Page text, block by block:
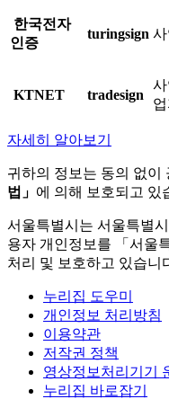
한국전자
인증
turingsign
KTNET tradesign
자세히 알아보기
귀하의 정보는 동의 없이
법」 에 의해 보호되고 있
서울특별시는 서울특별
용자 개인정보를 「서울
처리 및 보호하고 있습니
누리집 도우미
개인정보 처리방침
이용약관
저작권 정책
영상정보처리기기
누리집 바로잡기